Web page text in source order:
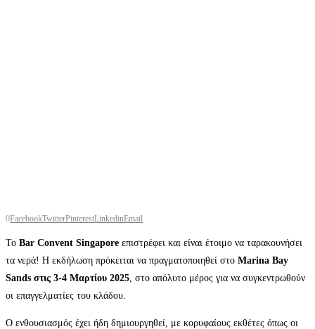
0FacebookTwitterPinterestLinkedinEmail
Το Bar Convent Singapore επιστρέφει και είναι έτοιμο να ταρακουνήσει
τα νερά! Η εκδήλωση πρόκειται να πραγματοποιηθεί στο Marina Bay
Sands στις 3-4 Μαρτίου 2025 , στο απόλυτο μέρος για να συγκεντρωθούν
οι επαγγελματίες του κλάδου.
Ο ενθουσιασμός έχει ήδη δημιουργηθεί, με κορυφαίους εκθέτες όπως οι